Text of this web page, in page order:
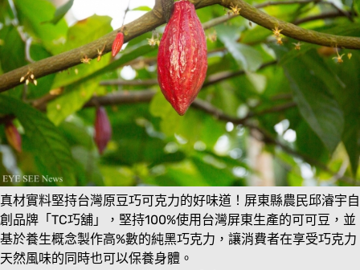
真材實料堅持台灣原豆巧可克力的好味道！屏東縣農民邱濬宇自
創品牌「TC巧舖」，堅持100%使用台灣屏東生產的可可豆，並
基於養生概念製作高%數的純黑巧克力，讓消費者在享受巧克力
天然風味的同時也可以保養身體。